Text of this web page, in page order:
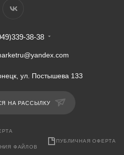
38-38
ул. Постышева 133
НА РАССЫЛКУ
ФАЙЛОВ
ПУБЛИЧНАЯ ОФЕРТА